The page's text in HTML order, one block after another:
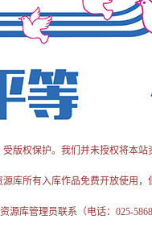
版权保护。我们并未授权将本
源库所有入库作品免费开放使用，
库管理员联系（电话：025-